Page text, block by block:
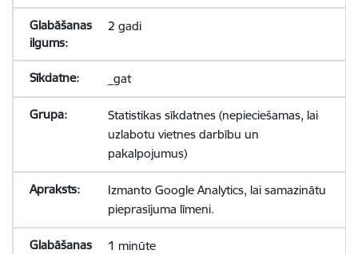
2 gadi
_gat
Statistikas sīkdatnes (nepieciešamas, lai
uzlabotu vietnes darbību un
pakalpojumus)
Izmanto Google Analytics, lai samazinātu
pieprasījuma līmeni.
1 minūte